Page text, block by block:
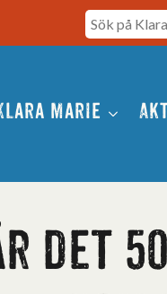
Seearch
Marie
det